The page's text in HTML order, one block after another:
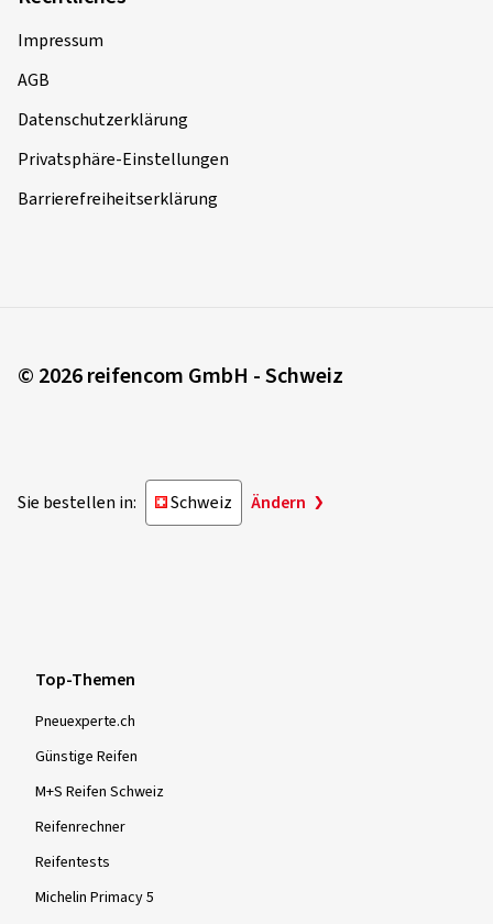
Impressum
AGB
Datenschutzerklärung
Privatsphäre-Einstellungen
Barrierefreiheitserklärung
© 2026 reifencom GmbH - Schweiz
Sie bestellen in: Schweiz Ändern
Top-Themen
Pneuexperte.ch
Günstige Reifen
M+S Reifen Schweiz
Reifenrechner
Reifentests
Michelin Primacy 5